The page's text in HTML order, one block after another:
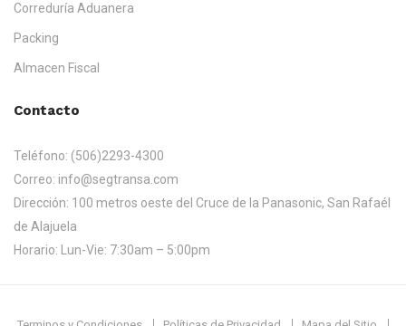
Correduría Aduanera
Packing
Almacen Fiscal
Contacto
Teléfono: (506)2293-4300
Correo: info@segtransa.com
Dirección: 100 metros oeste del Cruce de la Panasonic, San Rafaél
de Alajuela
Horario:
Lun-Vie: 7:30am – 5:00pm